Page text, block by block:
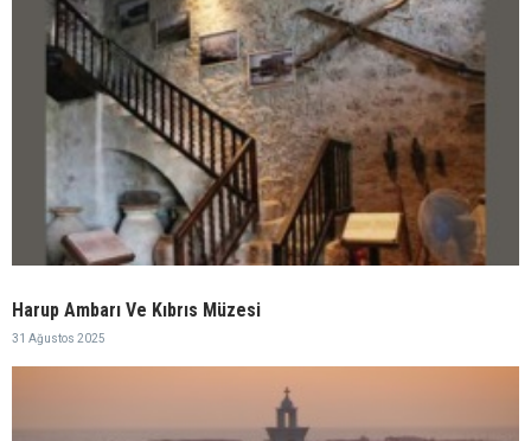
Harup Ambarı Ve Kıbrıs Müzesi
31 Ağustos 2025